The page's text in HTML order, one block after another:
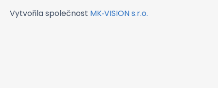
Vytvořila společnost MK‑VISION s.r.o.